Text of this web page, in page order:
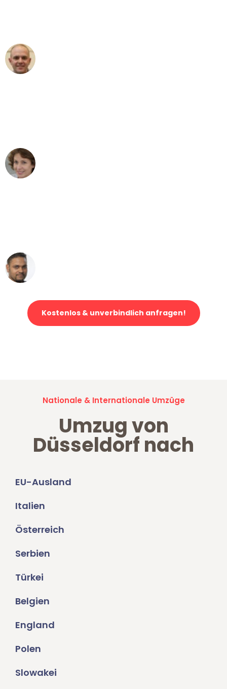
Kostenlos & unverbindlich anfragen!
Nationale & Internationale Umzüge
Umzug von
Düsseldorf nach
EU-Ausland
Italien
Österreich
Serbien
Türkei
Belgien
England
Polen
Slowakei